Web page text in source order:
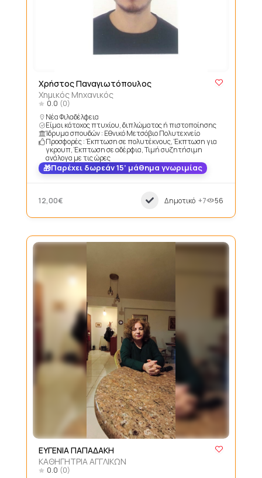
Χρήστος Παναγιωτόπουλος
Χημικός Μηχανικός
0.0 (0)
Νέα Φιλαδέλφεια
Είμαι κάτοχος πτυχίου, διπλώματος ή πιστοποίησης
Ίδρυμα σπουδών : Εθνικό Μετσόβιο Πολυτεχνείο
Προσφορές : Έκπτωση σε πολυτέκνους, Έκπτωση για
γκρουπ, Έκπτωση σε αδέρφια, Τιμή συζητήσιμη
ανάλογα με τις ώρες
Παρέχει δωρεάν 15’ μάθημα γνωριμίας
12,00€ Δημοτικό +7 56
ΕΥΓΕΝΙΑ ΠΑΠΑΔΑΚΗ
ΚΑΘΗΓΗΤΡΙΑ ΑΓΓΛΙΚΩΝ
0.0 (0)